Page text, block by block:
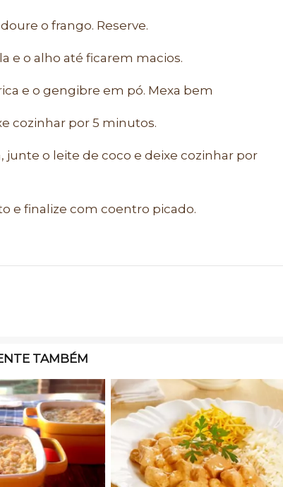
o frango. Reserve.
e o alho até ficarem macios.
e o gengibre em pó. Mexa bem
cozinhar por 5 minutos.
junte o leite de coco e deixe cozinhar por
e finalize com coentro picado.
TAMBÉM